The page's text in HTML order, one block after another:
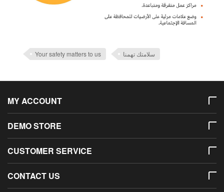
Your safety matters to us سلامتك تهمنا
MY ACCOUNT
DEMO STORE
CUSTOMER SERVICE
CONTACT US